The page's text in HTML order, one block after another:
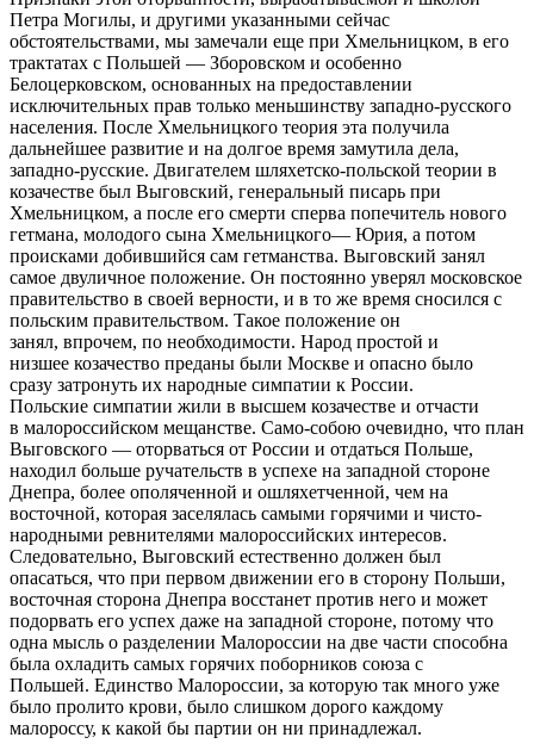
Петра Могилы, и другими указанными сейчас
обстоятельствами, мы замечали еще при Хмельницком, в его
трактатах с Польшей — Зборовском и особенно
Белоцерковском, основанных на предоставлении
исключительных прав только меньшинству западно-русского
населения. После Хмельницкого теория эта получила
дальнейшее развитие и на долгое время замутила дела,
западно-русские. Двигателем шляхетско-польской теории в
козачестве был Выговский, генеральный писарь при
Хмельницком, а после его смерти сперва попечитель нового
гетмана, молодого сына Хмельницкого— Юрия, а потом
происками добившийся сам гетманства. Выговский занял
самое двуличное положение. Он постоянно уверял московское
правительство в своей верности, и в то же время сносился с
польским правительством. Такое положение он
занял, впрочем, по необходимости. Народ простой и
низшее козачество преданы были Москве и опасно было
сразу затронуть их народные симпатии к России.
Польские симпатии жили в высшем козачестве и отчасти
в малороссийском мещанстве. Само-собою очевидно, что план
Выговского — оторваться от России и отдаться Польше,
находил больше ручательств в успехе на западной стороне
Днепра, более ополяченной и ошляхетченной, чем на
восточной, которая заселялась самыми горячими и чисто-
народными ревнителями малороссийских интересов.
Следовательно, Выговский естественно должен был
опасаться, что при первом движении его в сторону Польши,
восточная сторона Днепра восстанет против него и может
подорвать его успех даже на западной стороне, потому что
одна мысль о разделении Малороссии на две части способна
была охладить самых горячих поборников союза с
Польшей. Единство Малороссии, за которую так много уже
было пролито крови, было слишком дорого каждому
малороссу, к какой бы партии он ни принадлежал.